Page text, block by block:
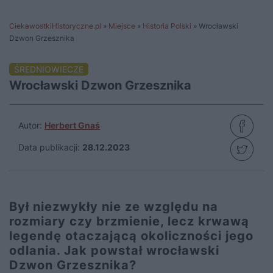
CiekawostkiHistoryczne.pl » Miejsce » Historia Polski » Wrocławski
Dzwon Grzesznika
ŚREDNIOWIECZE
Wrocławski Dzwon Grzesznika
Autor: Herbert Gnaś
Data publikacji: 28.12.2023
Był niezwykły nie ze względu na
rozmiary czy brzmienie, lecz krwawą
legendę otaczającą okoliczności jego
odlania. Jak powstał wrocławski
Dzwon Grzesznika?